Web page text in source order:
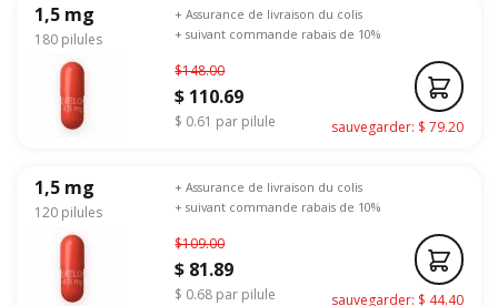
1,5 mg
180 pilules
$148.00
$ 110.69
$ 0.61 par pilule
+ Assurance de livraison du colis
+ suivant commande rabais de 10%
sauvegarder: $ 79.20
1,5 mg
120 pilules
$109.00
$ 81.89
$ 0.68 par pilule
+ Assurance de livraison du colis
+ suivant commande rabais de 10%
sauvegarder: $ 44.40